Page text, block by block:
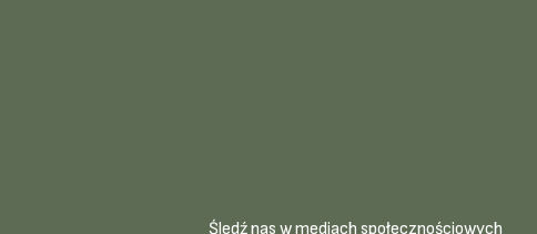
Śledź nas w mediach społecznościowych